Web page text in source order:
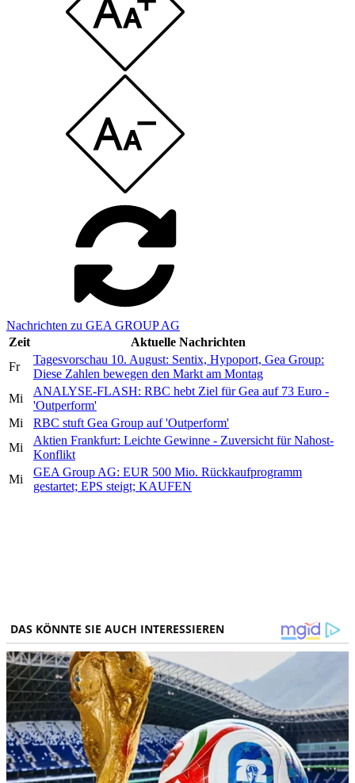
Nachrichten zu GEA GROUP AG
Zeit
Aktuelle Nachrichten
Fr
Tagesvorschau 10. August: Sentix, Hypoport, Gea Group:
Diese Zahlen bewegen den Markt am Montag
Mi
ANALYSE-FLASH: RBC hebt Ziel für Gea auf 73 Euro -
'Outperform'
Mi
RBC stuft Gea Group auf 'Outperform'
Mi
Aktien Frankfurt: Leichte Gewinne - Zuversicht für Nahost-
Konflikt
Mi
GEA Group AG: EUR 500 Mio. Rückkaufprogramm
gestartet; EPS steigt; KAUFEN